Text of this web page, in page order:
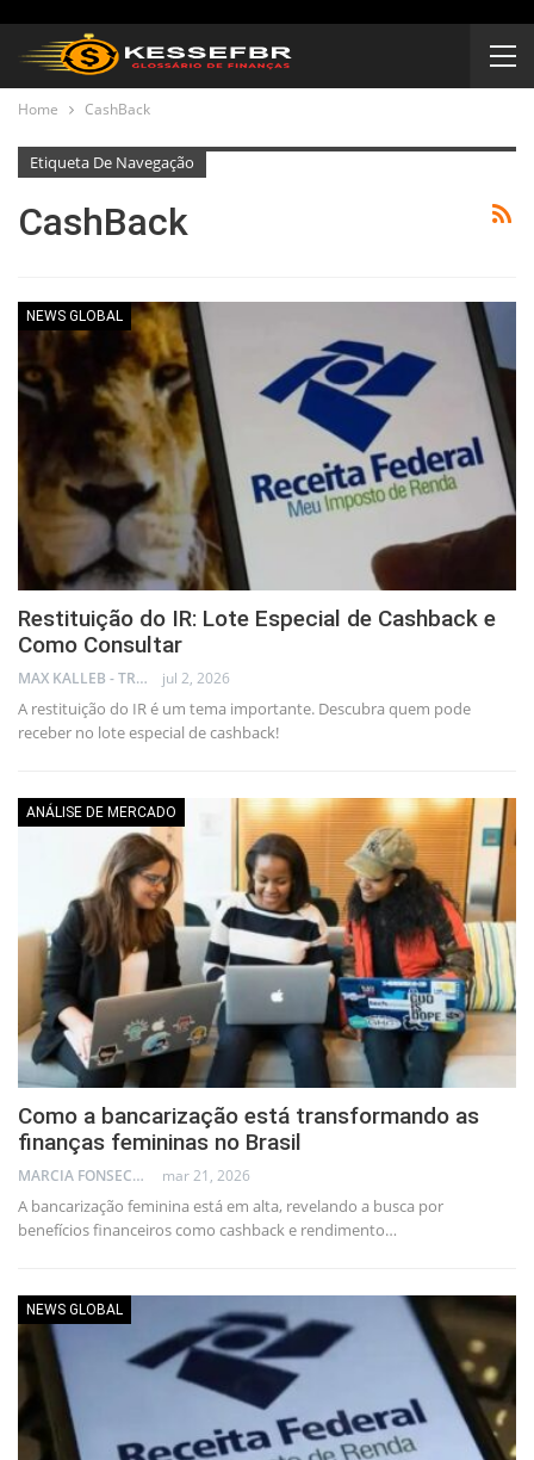
Home CashBack
Etiqueta De Navegação
CashBack
NEWS GLOBAL
Restituição do IR: Lote Especial de Cashback e
Como Consultar
MAX KALLEB - TRADER jul 2, 2026
A restituição do IR é um tema importante. Descubra quem pode
receber no lote especial de cashback!
ANÁLISE DE MERCADO
Como a bancarização está transformando as
finanças femininas no Brasil
MARCIA FONSECA - FINANCIAL CONSULTANT mar 21, 2026
A bancarização feminina está em alta, revelando a busca por
benefícios financeiros como cashback e rendimento…
NEWS GLOBAL